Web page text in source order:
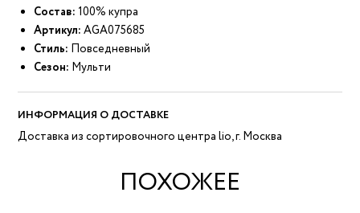
Состав: 100% купра
Артикул: AGA075685
Стиль: Повседневный
Сезон: Мульти
ИНФОРМАЦИЯ О ДОСТАВКЕ
Доставка из сортировочного центра lio, г. Москва
ПОХОЖЕЕ